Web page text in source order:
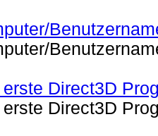
erste Direct3D
erste Direct3D